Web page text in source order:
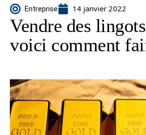
Entreprise 14 janvier 2022
Vendre des
voici comment